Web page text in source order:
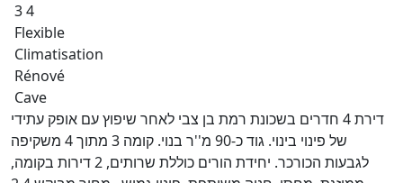
3 4
Flexible
Climatisation
Rénové
Cave
דירת 4 חדרים בשכונת רמת בן צבי לאחר שיפוץ עם אופק עתידי
של פינוי בינוי. גוד כ-90 מ''ר בנוי. קומה 3 מתוך 4 משקיפה
לגבעות הכורכר. יחידת הורים כוללת שרותים, 2 דירות בקומה,